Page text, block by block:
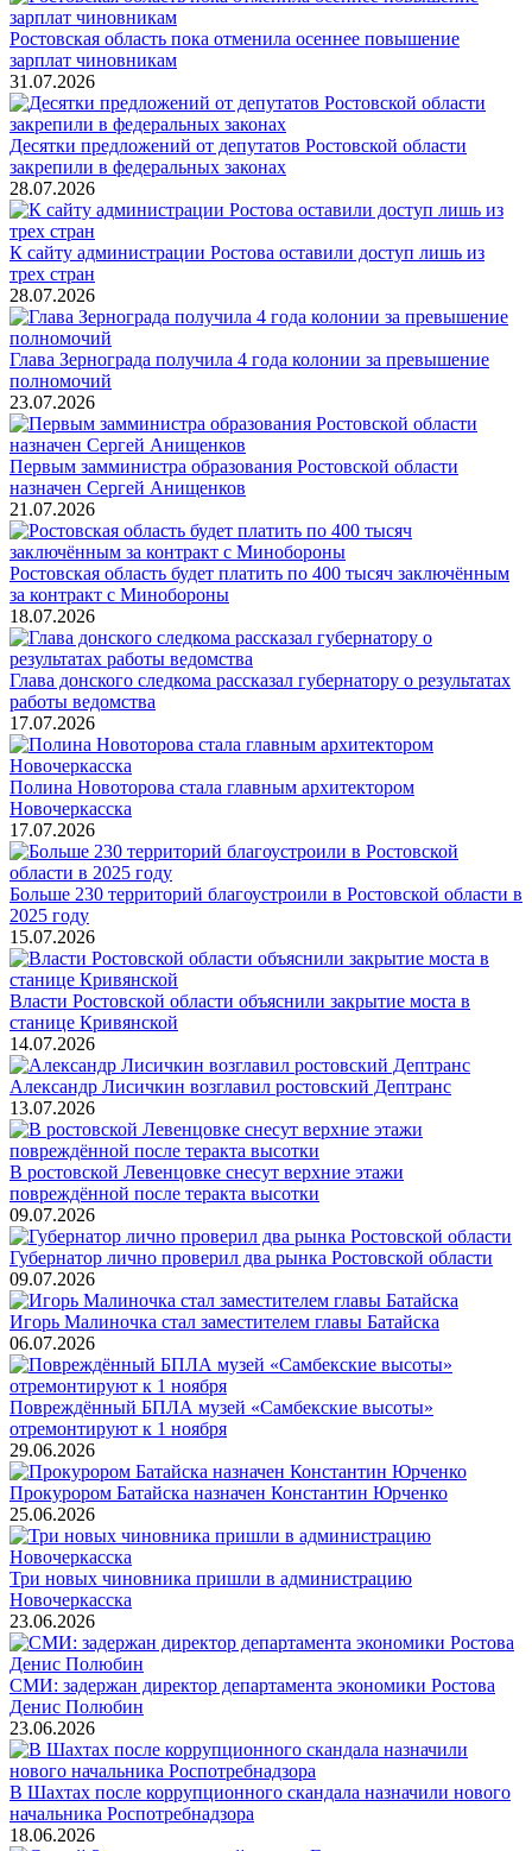
Ростовская область пока отменила осеннее повышение
зарплат чиновникам
31.07.2026
Десятки предложений от депутатов Ростовской области
закрепили в федеральных законах
28.07.2026
К сайту администрации Ростова оставили доступ лишь из
трех стран
28.07.2026
Глава Зернограда получила 4 года колонии за превышение
полномочий
23.07.2026
Первым замминистра образования Ростовской области
назначен Сергей Анищенков
21.07.2026
Ростовская область будет платить по 400 тысяч заключённым
за контракт с Минобороны
18.07.2026
Глава донского следкома рассказал губернатору о результатах
работы ведомства
17.07.2026
Полина Новоторова стала главным архитектором
Новочеркасска
17.07.2026
Больше 230 территорий благоустроили в Ростовской области в
2025 году
15.07.2026
Власти Ростовской области объяснили закрытие моста в
станице Кривянской
14.07.2026
Александр Лисичкин возглавил ростовский Дептранс
13.07.2026
В ростовской Левенцовке снесут верхние этажи
повреждённой после теракта высотки
09.07.2026
Губернатор лично проверил два рынка Ростовской области
09.07.2026
Игорь Малиночка стал заместителем главы Батайска
06.07.2026
Повреждённый БПЛА музей «Самбекские высоты»
отремонтируют к 1 ноября
29.06.2026
Прокурором Батайска назначен Константин Юрченко
25.06.2026
Три новых чиновника пришли в администрацию
Новочеркасска
23.06.2026
СМИ: задержан директор департамента экономики Ростова
Денис Полюбин
23.06.2026
В Шахтах после коррупционного скандала назначили нового
начальника Роспотребнадзора
18.06.2026